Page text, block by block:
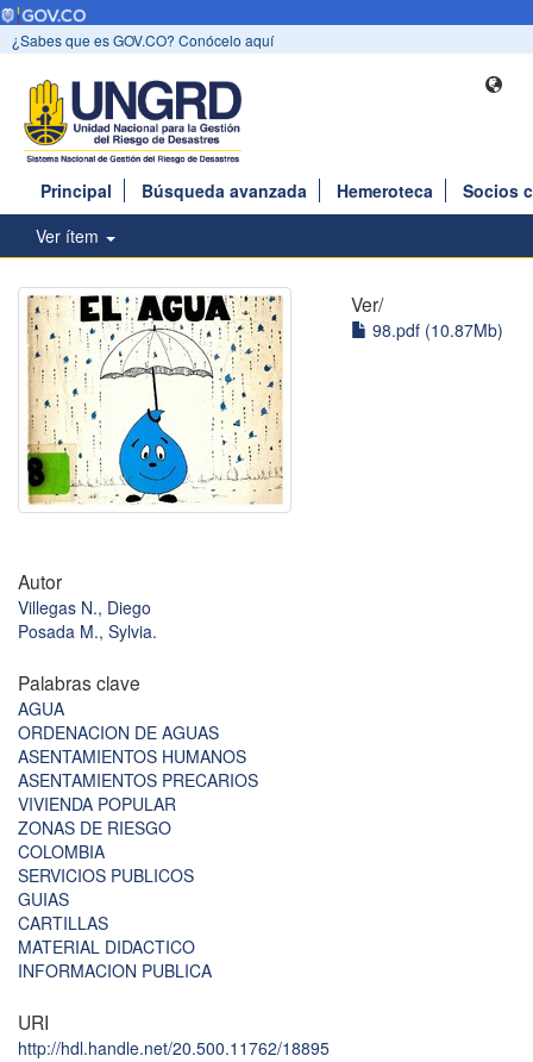
¿Sabes que es GOV.CO? Conócelo aquí
Principal Búsqueda avanzada Hemeroteca
Socios
Ver ítem
Ver/
98.pdf (10.87Mb)
Autor
Villegas N., Diego
Posada M., Sylvia.
Palabras clave
AGUA
ORDENACION DE AGUAS
ASENTAMIENTOS HUMANOS
ASENTAMIENTOS PRECARIOS
VIVIENDA POPULAR
ZONAS DE RIESGO
COLOMBIA
SERVICIOS PUBLICOS
GUIAS
CARTILLAS
MATERIAL DIDACTICO
INFORMACION PUBLICA
URI
http://hdl.handle.net/20.500.11762/18895